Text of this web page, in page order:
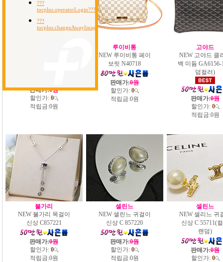
판매가:0원
할인가: 0
적립금:0원
루이비통
NEW 루이비통 페이
보릿 N40718
판매가:0원
할인가: 0
적립금:0원
고야드
NEW 고야드 클
백 미듐 GA6156-
덤컬러)
판매가:0원
할인가: 0
적립금:0원
불가리
NEW 불가리 목걸이
신상 C857221
판매가:0원
할인가: 0
적립금:0원
셀린느
NEW 셀린느 귀걸이
신상 C 857220
판매가:0원
할인가: 0
적립금:0원
셀린느
NEW 셀리느 귀
신상 C 55711(
랜덤)
판매가:0원
할인가: 0